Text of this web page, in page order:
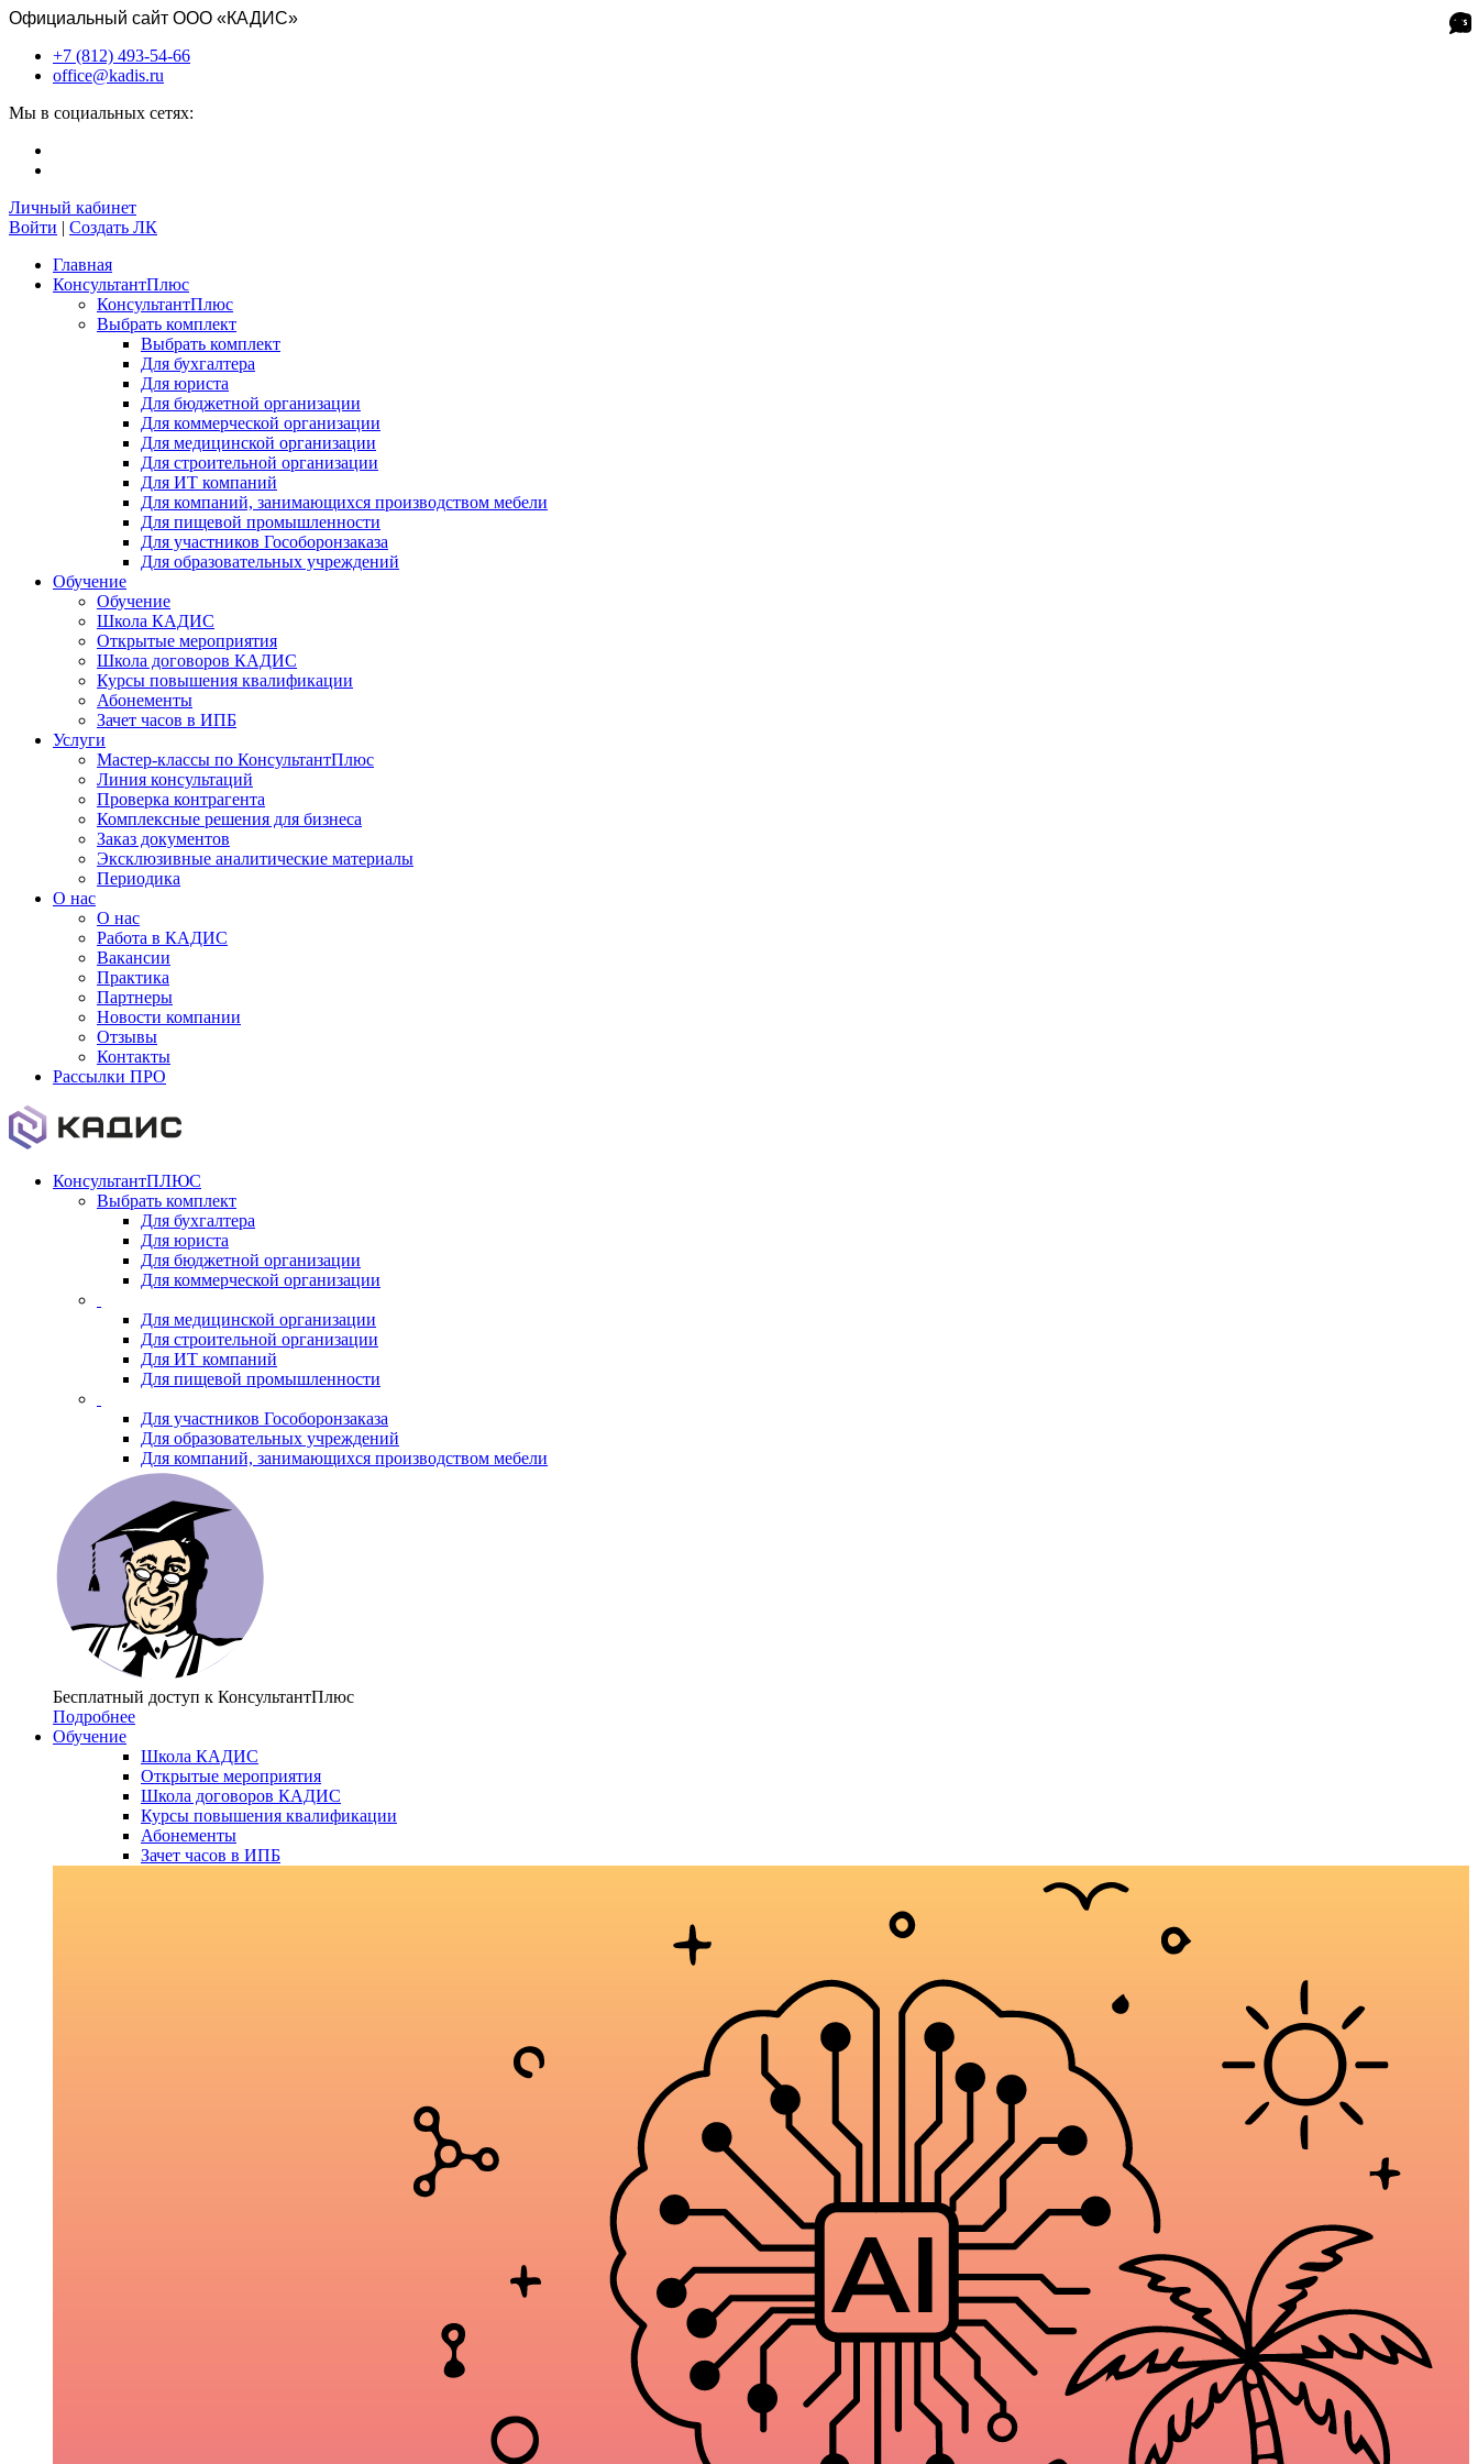
Официальный сайт ООО «КАДИС»
+7 (812) 493-54-66
office@kadis.ru
Мы в социальных сетях:
Личный кабинет
Войти | Создать ЛК
Главная
КонсультантПлюс
КонсультантПлюс
Выбрать комплект
Выбрать комплект
Для бухгалтера
Для юриста
Для бюджетной организации
Для коммерческой организации
Для медицинской организации
Для строительной организации
Для ИТ компаний
Для компаний, занимающихся производством мебели
Для пищевой промышленности
Для участников Гособоронзаказа
Для образовательных учреждений
Обучение
Обучение
Школа КАДИС
Открытые мероприятия
Школа договоров КАДИС
Курсы повышения квалификации
Абонементы
Зачет часов в ИПБ
Услуги
Мастер-классы по КонсультантПлюс
Линия консультаций
Проверка контрагента
Комплексные решения для бизнеса
Заказ документов
Эксклюзивные аналитические материалы
Периодика
О нас
О нас
Работа в КАДИС
Вакансии
Практика
Партнеры
Новости компании
Отзывы
Контакты
Рассылки ПРО
КонсультантПЛЮС
Выбрать комплект
Для бухгалтера
Для юриста
Для бюджетной организации
Для коммерческой организации
Для медицинской организации
Для строительной организации
Для ИТ компаний
Для пищевой промышленности
Для участников Гособоронзаказа
Для образовательных учреждений
Для компаний, занимающихся производством мебели
Бесплатный доступ к КонсультантПлюс
Подробнее
Обучение
Школа КАДИС
Открытые мероприятия
Школа договоров КАДИС
Курсы повышения квалификации
Абонементы
Зачет часов в ИПБ